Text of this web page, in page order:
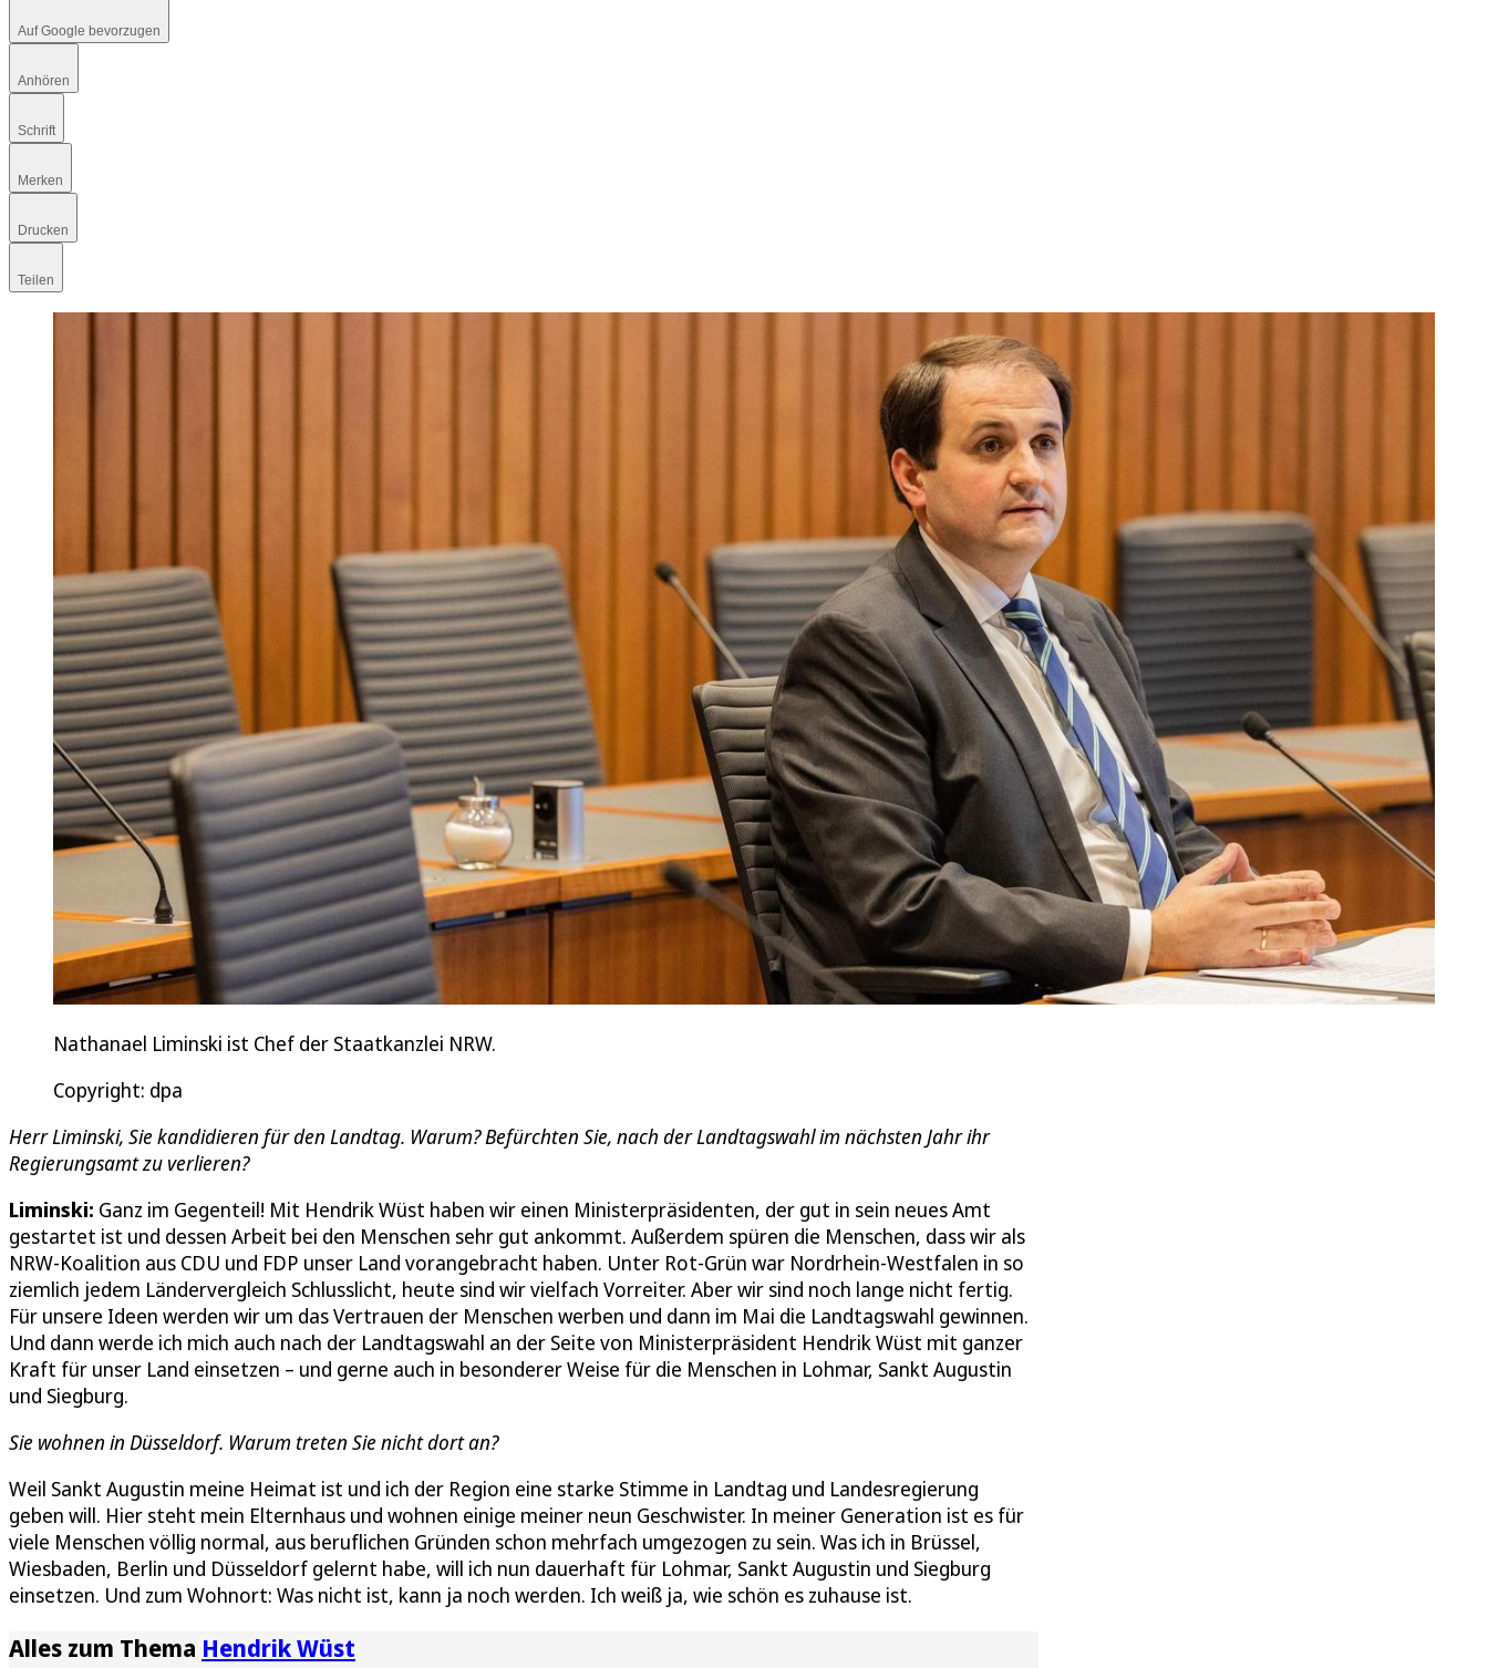
Auf Google bevorzugen
Anhören
Schrift
Merken
Drucken
Teilen
Nathanael Liminski ist Chef der Staatkanzlei NRW.
Copyright: dpa
Herr Liminski, Sie kandidieren für den Landtag. Warum? Befürchten Sie, nach der Landtagswahl im nächsten Jahr ihr
Regierungsamt zu verlieren?
Liminski: Ganz im Gegenteil! Mit Hendrik Wüst haben wir einen Ministerpräsidenten, der gut in sein neues Amt
gestartet ist und dessen Arbeit bei den Menschen sehr gut ankommt. Außerdem spüren die Menschen, dass wir als
NRW-Koalition aus CDU und FDP unser Land vorangebracht haben. Unter Rot-Grün war Nordrhein-Westfalen in so
ziemlich jedem Ländervergleich Schlusslicht, heute sind wir vielfach Vorreiter. Aber wir sind noch lange nicht fertig.
Für unsere Ideen werden wir um das Vertrauen der Menschen werben und dann im Mai die Landtagswahl gewinnen.
Und dann werde ich mich auch nach der Landtagswahl an der Seite von Ministerpräsident Hendrik Wüst mit ganzer
Kraft für unser Land einsetzen – und gerne auch in besonderer Weise für die Menschen in Lohmar, Sankt Augustin
und Siegburg.
Sie wohnen in Düsseldorf. Warum treten Sie nicht dort an?
Weil Sankt Augustin meine Heimat ist und ich der Region eine starke Stimme in Landtag und Landesregierung
geben will. Hier steht mein Elternhaus und wohnen einige meiner neun Geschwister. In meiner Generation ist es für
viele Menschen völlig normal, aus beruflichen Gründen schon mehrfach umgezogen zu sein. Was ich in Brüssel,
Wiesbaden, Berlin und Düsseldorf gelernt habe, will ich nun dauerhaft für Lohmar, Sankt Augustin und Siegburg
einsetzen. Und zum Wohnort: Was nicht ist, kann ja noch werden. Ich weiß ja, wie schön es zuhause ist.
Alles zum Thema Hendrik Wüst